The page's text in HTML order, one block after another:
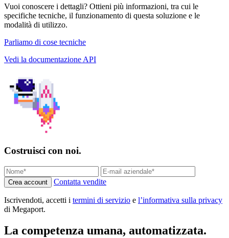
Vuoi conoscere i dettagli? Ottieni più informazioni, tra cui le
specifiche tecniche, il funzionamento di questa soluzione e le
modalità di utilizzo.
Parliamo di cose tecniche
Vedi la documentazione API
Costruisci con noi.
Crea account Contatta vendite
Iscrivendoti, accetti i termini di servizio e l’informativa sulla privacy
di Megaport.
La competenza umana, automatizzata.